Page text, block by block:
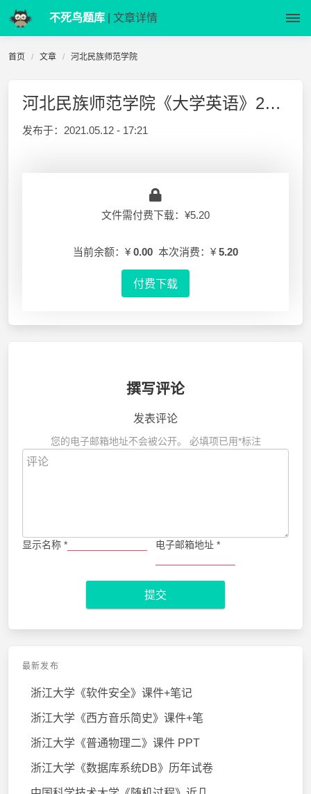
不死鸟题库 | 文章详情
首页 文章 河北民族师范学院
河北民族师范学院《大学英语》2011-2012-1 期末试卷
发布于： 2021.05.12 - 17:21
文件需付费下载：¥5.20
当前余额：¥ 0.00 本次消费：¥ 5.20
付费下载
撰写评论
发表评论
您的电子邮箱地址不会被公开。 必填项已用*标注
显示名称 * 电子邮箱地址 *
提交
最新发布
浙江大学《软件安全》课件+笔记
浙江大学《西方音乐简史》课件+笔
浙江大学《普通物理二》课件 PPT
浙江大学《数据库系统DB》历年试卷